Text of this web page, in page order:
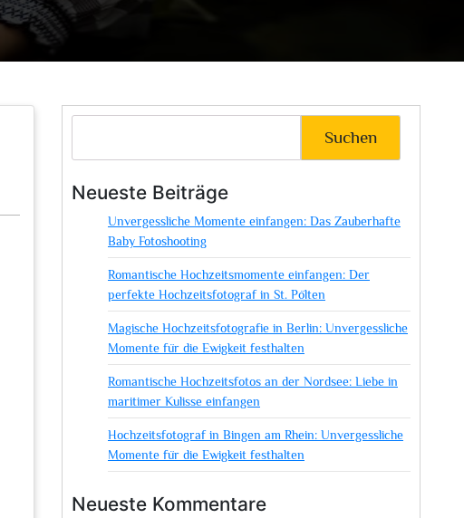
Suchen
Neueste Beiträge
Unvergessliche Momente einfangen: Das Zauberhafte
Baby Fotoshooting
Romantische Hochzeitsmomente einfangen: Der
perfekte Hochzeitsfotograf in St. Pölten
Magische Hochzeitsfotografie in Berlin: Unvergessliche
Momente für die Ewigkeit festhalten
Romantische Hochzeitsfotos an der Nordsee: Liebe in
maritimer Kulisse einfangen
Hochzeitsfotograf in Bingen am Rhein: Unvergessliche
Momente für die Ewigkeit festhalten
Neueste Kommentare